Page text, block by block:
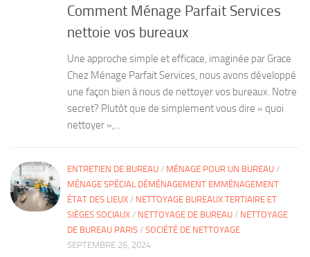
Comment Ménage Parfait Services
nettoie vos bureaux
Une approche simple et efficace, imaginée par Grace
Chez Ménage Parfait Services, nous avons développé
une façon bien à nous de nettoyer vos bureaux. Notre
secret? Plutôt que de simplement vous dire « quoi
nettoyer »,...
ENTRETIEN DE BUREAU / MÉNAGE POUR UN BUREAU /
MÉNAGE SPÉCIAL DÉMÉNAGEMENT EMMÉNAGEMENT
ÉTAT DES LIEUX / NETTOYAGE BUREAUX TERTIAIRE ET
SIÈGES SOCIAUX / NETTOYAGE DE BUREAU / NETTOYAGE
DE BUREAU PARIS / SOCIÉTÉ DE NETTOYAGE
SEPTEMBRE 26, 2024